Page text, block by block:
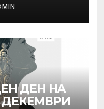
да
вторичен
ДЕН НА
ДЕКЕМВРИ